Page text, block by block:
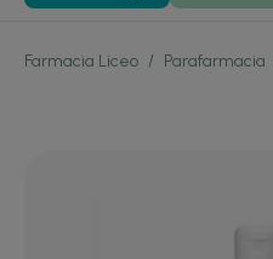
Farmacia Liceo / Parafarmacia